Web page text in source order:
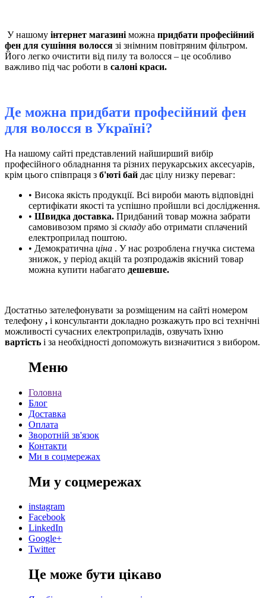
У нашому інтернет магазині можна придбати професійний
фен для сушіння волосся зі знімним повітряним фільтром.
Його легко очистити від пилу та волосся – це особливо
важливо під час роботи в салоні краси.
Де можна придбати професійний фен
для волосся в Україні?
На нашому сайті представлений найширший вибір
професійного обладнання та різних перукарських аксесуарів,
крім цього співпраця з б'юті бай дає цілу низку переваг:
• Висока якість продукції. Всі вироби мають відповідні
сертифікати якості та успішно пройшли всі дослідження.
• Швидка доставка. Придбаний товар можна забрати
самовивозом прямо зі складу або отримати сплачений
електроприлад поштою.
• Демократична ціна . У нас розроблена гнучка система
знижок, у період акцій та розпродажів якісний товар
можна купити набагато дешевше.
Достатньо зателефонувати за розміщеним на сайті номером
телефону , і консультанти докладно розкажуть про всі технічні
можливості сучасних електроприладів, озвучать їхню
вартість і за необхідності допоможуть визначитися з вибором.
Меню
Головна
Блог
Доставка
Оплата
Зворотній зв'язок
Контакти
Ми в соцмережах
Ми у соцмережах
instagram
Facebook
LinkedIn
Google+
Twitter
Це може бути цікаво